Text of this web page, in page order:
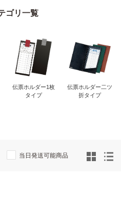
ゴリ一覧
伝票ホルダー1枚
タイプ
伝票ホルダー二ツ
折タイプ
当日発送可能商品